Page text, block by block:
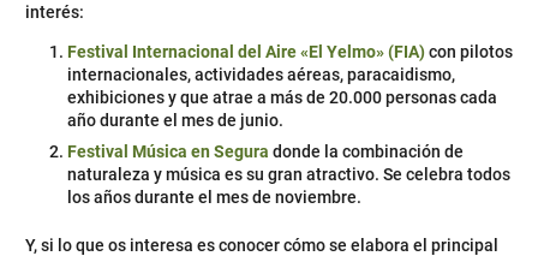
interés:
Festival Internacional del Aire «El Yelmo» (FIA)con pilotos
internacionales, actividades aéreas, paracaidismo,
exhibiciones y que atrae a más de 20.000 personas cada
año durante el mes de junio.
Festival Música en Segura donde la combinación de
naturaleza y música es su gran atractivo. Se celebra todos
los años durante el mes de noviembre.
Y, si lo que os interesa es conocer cómo se elabora el principal